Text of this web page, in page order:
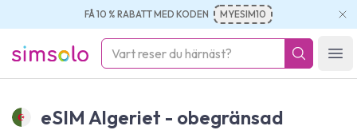
FÅ 10 % RABATT MED KODEN MYESIM10
simsolo
eSIM Algeriet - obegränsad